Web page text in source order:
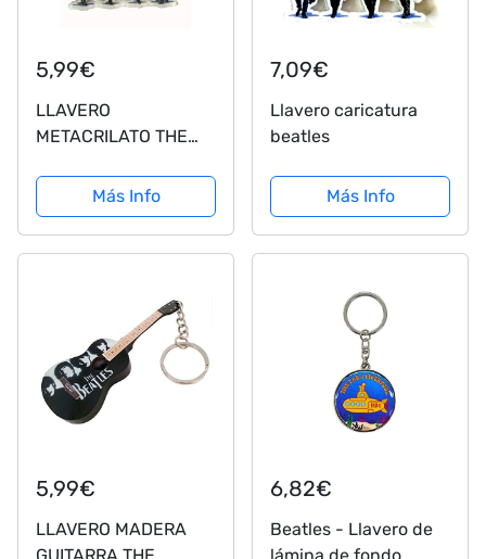
5,99€
LLAVERO
METACRILATO THE
REGALO MUSICAL
GUITARRA BAJO
BATERIA -
Más Info
7,09€
Llavero caricatura
beatles
Más Info
5,99€
LLAVERO MADERA
6,82€
Beatles - Llavero de